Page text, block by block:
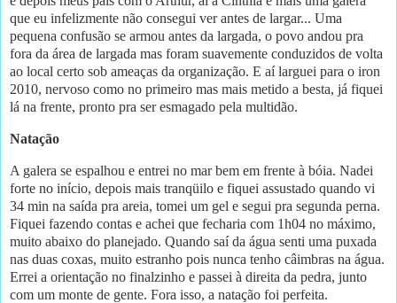
que eu infelizmente não consegui ver antes de largar... Uma
pequena confusão se armou antes da largada, o povo andou pra
fora da área de largada mas foram suavemente conduzidos de volta
ao local certo sob ameaças da organização. E aí larguei para o iron
2010, nervoso como no primeiro mas mais metido a besta, já fiquei
lá na frente, pronto pra ser esmagado pela multidão.
Natação
A galera se espalhou e entrei no mar bem em frente à bóia. Nadei
forte no início, depois mais tranqüilo e fiquei assustado quando vi
34 min na saída pra areia, tomei um gel e segui pra segunda perna.
Fiquei fazendo contas e achei que fecharia com 1h04 no máximo,
muito abaixo do planejado. Quando saí da água senti uma puxada
nas duas coxas, muito estranho pois nunca tenho câimbras na água.
Errei a orientação no finalzinho e passei à direita da pedra, junto
com um monte de gente. Fora isso, a natação foi perfeita.